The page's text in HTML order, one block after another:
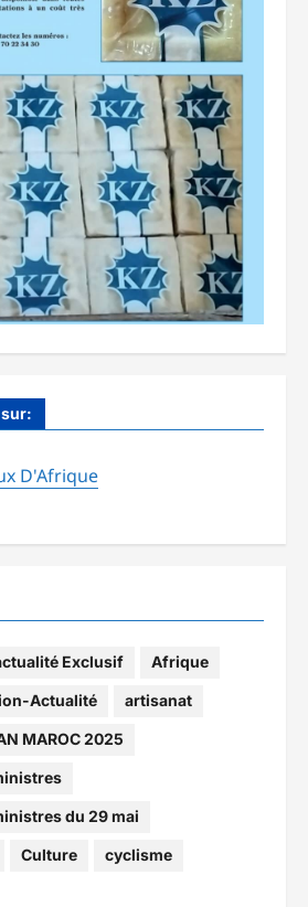
D'Afrique
Exclusif Afrique
Actualité artisanat
MAROC 2025
du 29 mai
Culture cyclisme